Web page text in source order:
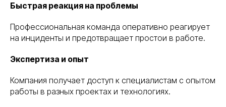
Быстрая реакция на проблемы
Профессиональная команда оперативно реагирует
на инциденты и предотвращает простои в работе.
Экспертиза и опыт
Компания получает доступ к специалистам с опытом
работы в разных проектах и технологиях.